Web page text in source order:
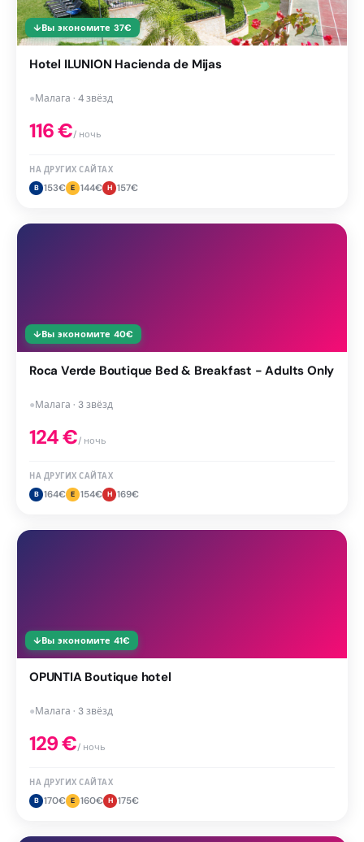
↓Вы экономите 37€
Hotel ILUNION Hacienda de Mijas
●Малага · 4 звёзд
116€/ ночь
НА ДРУГИХ САЙТАХ
B 153€ E 144€ H 157€
↓Вы экономите 40€
Roca Verde Boutique Bed & Breakfast - Adults Only
●Малага · 3 звёзд
124€/ ночь
НА ДРУГИХ САЙТАХ
B 164€ E 154€ H 169€
↓Вы экономите 41€
OPUNTIA Boutique hotel
●Малага · 3 звёзд
129€/ ночь
НА ДРУГИХ САЙТАХ
B 170€ E 160€ H 175€